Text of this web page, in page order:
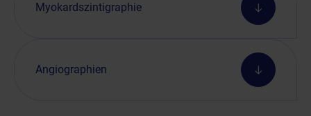
Myokardszintigraphie
Angiographien